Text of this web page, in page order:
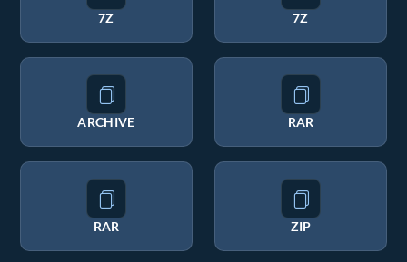
7Z 7Z
ARCHIVE RAR
RAR ZIP